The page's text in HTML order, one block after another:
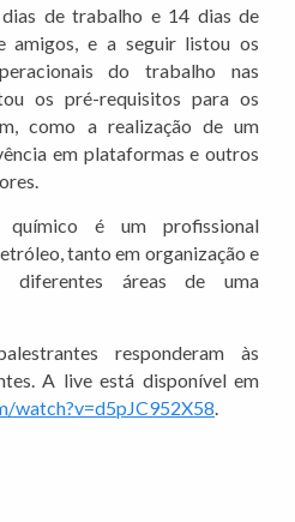
de trabalho e 14 dias de
amigos, e a seguir listou os
do trabalho nas
os pré-requisitos para os
como a realização de um
em plataformas e outros
é um profissional
tanto em organização e
diferentes áreas de uma
responderam às
A live está disponível em
watch?v=d5pJC952X58